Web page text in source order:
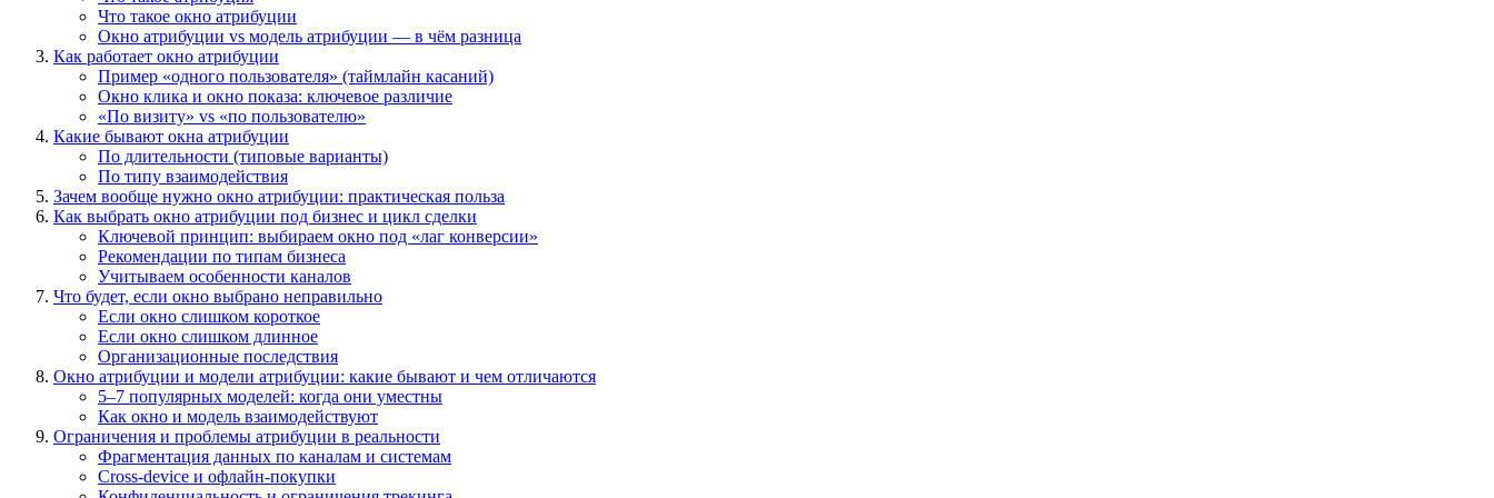
Что такое окно атрибуции
Окно атрибуции vs модель атрибуции — в чём разница
Как работает окно атрибуции
Пример «одного пользователя» (таймлайн касаний)
Окно клика и окно показа: ключевое различие
«По визиту» vs «по пользователю»
Какие бывают окна атрибуции
По длительности (типовые варианты)
По типу взаимодействия
Зачем вообще нужно окно атрибуции: практическая польза
Как выбрать окно атрибуции под бизнес и цикл сделки
Ключевой принцип: выбираем окно под «лаг конверсии»
Рекомендации по типам бизнеса
Учитываем особенности каналов
Что будет, если окно выбрано неправильно
Если окно слишком короткое
Если окно слишком длинное
Организационные последствия
Окно атрибуции и модели атрибуции: какие бывают и чем отличаются
5–7 популярных моделей: когда они уместны
Как окно и модель взаимодействуют
Ограничения и проблемы атрибуции в реальности
Фрагментация данных по каналам и системам
Cross-device и офлайн-покупки